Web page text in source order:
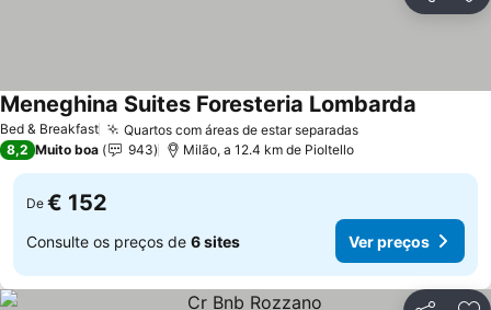
Bed & Breakfast Quartos com áreas de estar separadasVer preços
Meneghina Suites Foresteria Lombarda
8,2 Muito boa 943 Milão, a 12.4 km de Pioltello
De € 152
Consulte os preços de 6 sites Ver preços